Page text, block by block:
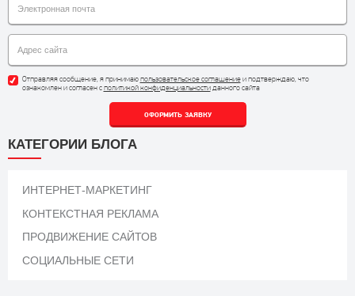
КАТЕГОРИИ БЛОГА
ИНТЕРНЕТ-МАРКЕТИНГ
КОНТЕКСТНАЯ РЕКЛАМА
ПРОДВИЖЕНИЕ САЙТОВ
СОЦИАЛЬНЫЕ СЕТИ
Отправляя сообщение, я принимаюпользовательское соглашениеи подтверждаю, что
ознакомлен и согласен сполитикой конфиденциальностиданного сайта
ОФОРМИТЬ ЗАЯВКУ